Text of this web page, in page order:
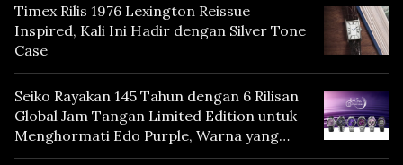
Timex Rilis 1976 Lexington Reissue
Inspired, Kali Ini Hadir dengan Silver Tone
Case
Seiko Rayakan 145 Tahun dengan 6 Rilisan
Global Jam Tangan Limited Edition untuk
Menghormati Edo Purple, Warna yang
Mencerminkan Warisan Tokyo